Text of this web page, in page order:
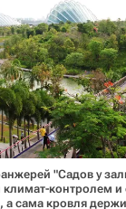
"Садов у
контролем и
а сама кровля